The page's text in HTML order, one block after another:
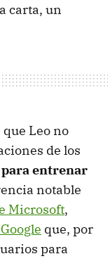
carta, un
Leo no
de los
para entrenar
notable
Microsoft,
que, por
para